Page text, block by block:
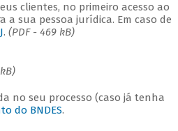
clientes, no primeiro acesso ao
sua pessoa jurídica. Em caso de
. (PDF - 469 kB)
no seu processo (caso já tenha
do BNDES.